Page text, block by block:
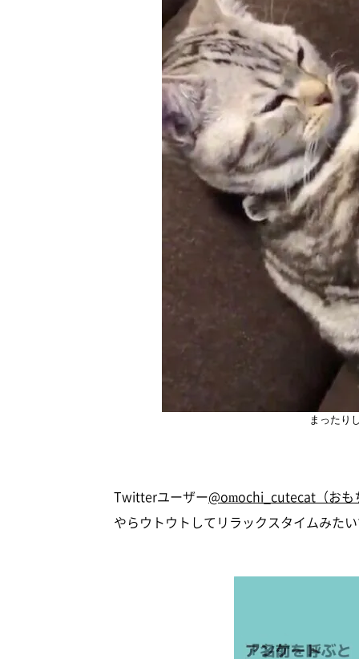
まったり
Twitterユーザー@omochi_cutecat（おも
やらウトウトしてリラックスタイムみた